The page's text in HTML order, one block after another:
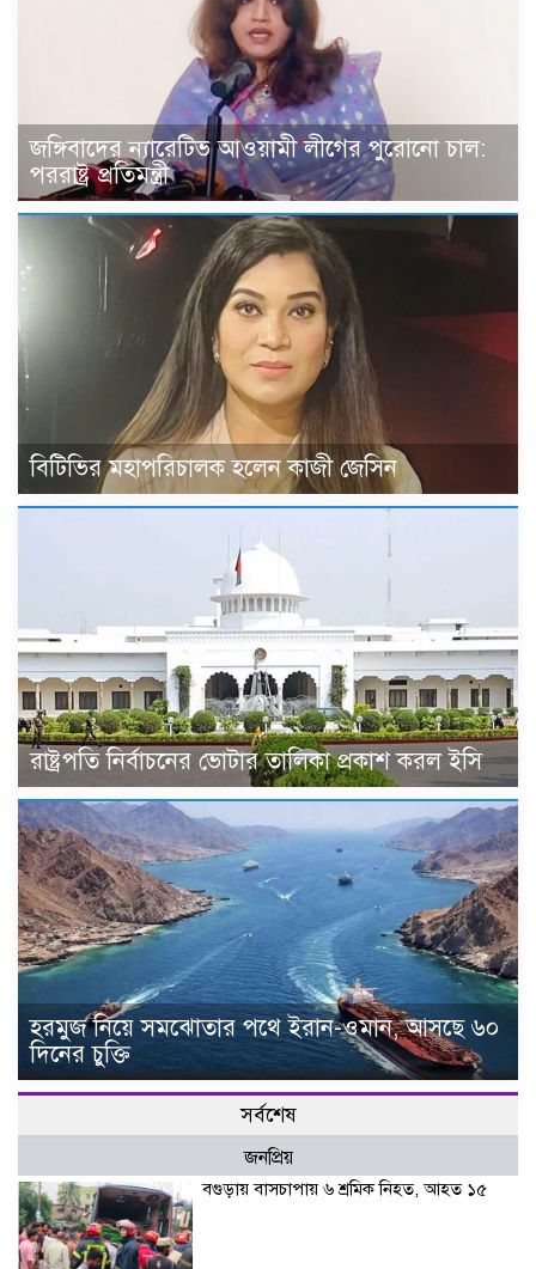
জঙ্গিবাদের ন্যারেটিভ আওয়ামী লীগের পুরোনো চাল:
পররাষ্ট্র প্রতিমন্ত্রী
বিটিভির মহাপরিচালক হলেন কাজী জেসিন
রাষ্ট্রপতি নির্বাচনের ভোটার তালিকা প্রকাশ করল ইসি
হরমুজ নিয়ে সমঝোতার পথে ইরান-ওমান, আসছে ৬০
দিনের চুক্তি
সর্বশেষ
জনপ্রিয়
বগুড়ায় বাসচাপায় ৬ শ্রমিক নিহত, আহত ১৫